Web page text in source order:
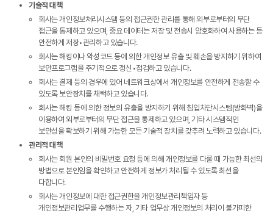
기술적 대책
회사는 개인정보처리시스템 등의 접근권한 관리를 통해 외부로부터의 무단
접근을 통제하고 있으며, 중요 데이터는 저장 및 전송시 암호화하여 사용하는 등
안전하게 저장•관리하고 있습니다.
회사는 해킹이나 악성코드 등에 의한 개인정보 유출 및 훼손을 방지하기 위하여
보안프로그램을 주기적으로 갱신•점검하고 있습니다.
회사는 결제 등의 경우에 있어 네트워크상에서 개인정보를 안전하게 전송할 수
있도록 보안장치를 채택하고 있습니다.
회사는 해킹 등에 의한 정보의 유출을 방지하기 위해 침입차단시스템(방화벽)을
이용하여 외부로부터의 무단 접근을 통제하고 있으며, 기타 시스템적인
보안성을 확보하기 위해 가능한 모든 기술적 장치를 갖추려 노력하고 있습니다.
관리적 대책
회사는 회원 본인의 비밀번호 요청 등에 의해 개인정보를 다룰 때 가능한 최선의
방법으로 본인임을 확인하고 안전하게 정보가 처리될 수 있도록 최선을
다합니다.
회사는 개인정보에 대한 접근권한을 개인정보관리책임자 등
개인정보관리업무를 수행하는 자, 기타 업무상 개인정보의 처리이 불가피한